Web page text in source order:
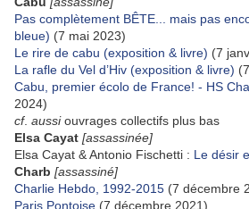
Pas complètement BÊTE... mais pas
bleue) (7 mai 2023)
Le rire de cabu (exposition & livre) (7
La rafle du Vel d’Hiv (exposition & livre)
Cabu, premier écolo de France! - HS
2024)
cf. aussiouvrages collectifs plus bas
Elsa Cayat [assassinée]
Elsa Cayat & Antonio Fischetti : Le désir
Charb [assassiné]
Charlie Hebdo, 1992-2015 (7 décembre
Paris Pontoise (7 décembre 2021)